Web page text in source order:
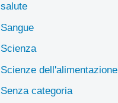
salute
Sangue
Scienza
Scienze dell'alimentazione
Senza categoria